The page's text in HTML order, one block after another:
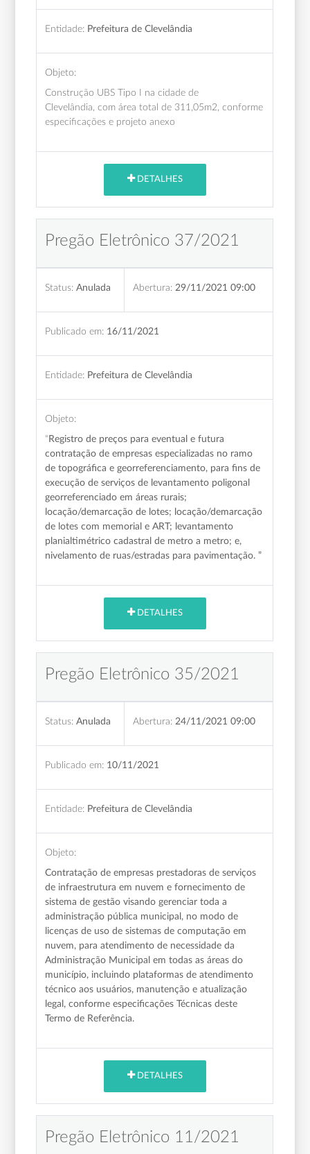
Entidade: Prefeitura de Clevelândia
Objeto:
Construção UBS Tipo I na cidade de
Clevelândia, com área total de 311,05m2, conforme
especificações e projeto anexo
DETALHES
Pregão Eletrônico 37/2021
Status: Anulada Abertura: 29/11/2021 09:00
Publicado em: 16/11/2021
Entidade: Prefeitura de Clevelândia
Objeto:
“ Registro de preços para eventual e futura
contratação de empresas especializadas no ramo
de topográfica e georreferenciamento, para fins de
execução de serviços de levantamento poligonal
georreferenciado em áreas rurais;
locação/demarcação de lotes; locação/demarcação
de lotes com memorial e ART; levantamento
planialtimétrico cadastral de metro a metro; e,
nivelamento de ruas/estradas para pavimentação. ”
DETALHES
Pregão Eletrônico 35/2021
Status: Anulada Abertura: 24/11/2021 09:00
Publicado em: 10/11/2021
Entidade: Prefeitura de Clevelândia
Objeto:
Contratação de empresas prestadoras de serviços
de infraestrutura em nuvem e fornecimento de
sistema de gestão visando gerenciar toda a
administração pública municipal, no modo de
licenças de uso de sistemas de computação em
nuvem, para atendimento de necessidade da
Administração Municipal em todas as áreas do
município, incluindo plataformas de atendimento
técnico aos usuários, manutenção e atualização
legal, conforme especificações Técnicas deste
Termo de Referência.
DETALHES
Pregão Eletrônico 11/2021